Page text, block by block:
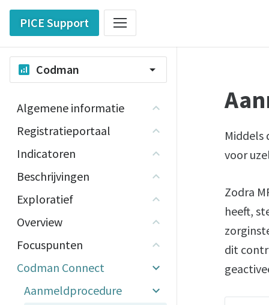
PICE Support
analytics Codman arrow_drop_down
Algemene informatie
Registratieportaal
Indicatoren
Beschrijvingen
Exploratief
Overview
Focuspunten
Codman Connect
Aanmeldprocedure
Middels
voor
Zodra
heeft,
dit